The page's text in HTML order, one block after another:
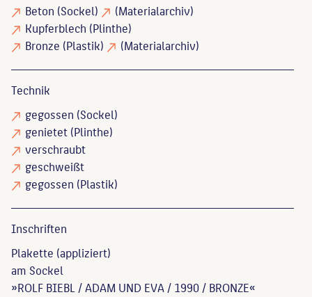
Beton (Sockel)
(Materialarchiv)
Kupferblech (Plinthe)
Bronze (Plastik) (Materialarchiv)
Technik
gegossen (Sockel)
genietet(Plinthe)
verschraubt
geschweißt
gegossen (Plastik)
Inschriften
Plakette (appliziert)
am Sockel
»ROLF BIEBL / ADAM UND EVA / 1990 / BRONZE«